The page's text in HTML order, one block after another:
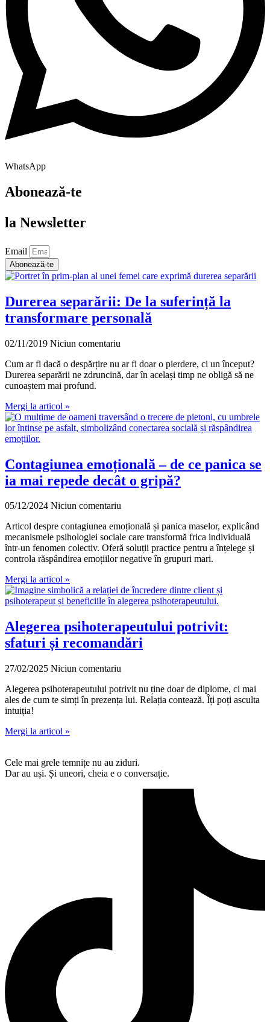
WhatsApp
Abonează-te
la Newsletter
Email
Abonează-te
Durerea separării: De la suferință la
transformare personală
02/11/2019 Niciun comentariu
Cum ar fi dacă o despărțire nu ar fi doar o pierdere, ci un început?
Durerea separării ne zdruncină, dar în același timp ne obligă să ne
cunoaștem mai profund.
Mergi la articol »
Contagiunea emoțională – de ce panica se
ia mai repede decât o gripă?
05/12/2024 Niciun comentariu
Articol despre contagiunea emoțională și panica maselor, explicând
mecanismele psihologiei sociale care transformă frica individuală
într-un fenomen colectiv. Oferă soluții practice pentru a înțelege și
controla răspândirea emoțiilor negative în grupuri mari.
Mergi la articol »
Alegerea psihoterapeutului potrivit:
sfaturi și recomandări
27/02/2025 Niciun comentariu
Alegerea psihoterapeutului potrivit nu ține doar de diplome, ci mai
ales de cum te simți în prezența lui. Relația contează. Îți poți asculta
intuiția!
Mergi la articol »
Cele mai grele temnițe nu au ziduri.
Dar au uși. Și uneori, cheia e o conversație.